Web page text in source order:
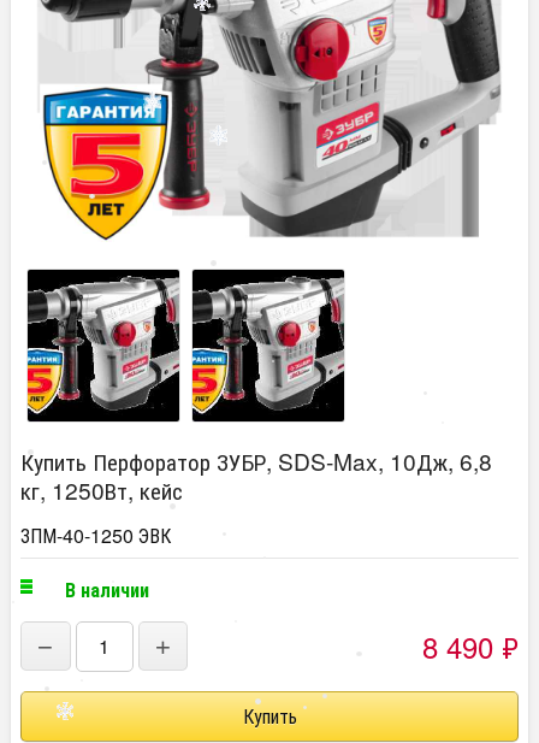
Купить Перфоратор ЗУБР, SDS-Max, 10Дж, 6,8
кг, 1250Вт, кейс
ЗПМ-40-1250 ЭВК
В наличии
− + 8 490 ₽